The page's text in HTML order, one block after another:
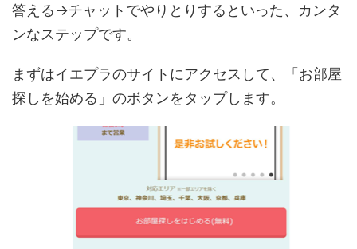
答える→チャットでやりとりするといった、カンタ
ンなステップです。
まずはイエプラのサイトにアクセスして、「お部屋
探しを始める」のボタンをタップします。